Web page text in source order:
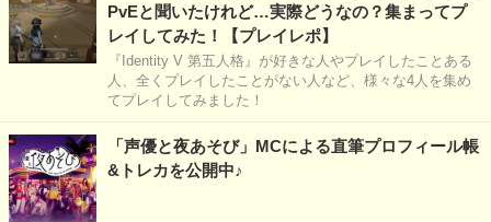
PvEと聞いたけれど…実際どうなの？集まってプ
レイしてみた！【プレイレポ】
『Identity V 第五人格』が好きな人やプレイしたことある
人、全くプレイしたことがない人など、様々な4人を集め
てプレイしてみました！
「声優と夜あそび」MCによる直筆プロフィール帳
&トレカを公開中♪